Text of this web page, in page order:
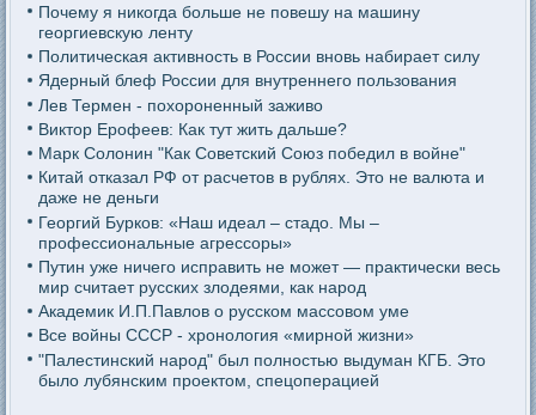
Почему я никогда больше не повешу на машину
георгиевскую ленту
Политическая активность в России вновь набирает силу
Ядерный блеф России для внутреннего пользования
Лев Термен - похороненный заживо
Виктор Ерофеев: Как тут жить дальше?
Марк Солонин "Как Советский Союз победил в войне"
Китай отказал РФ от расчетов в рублях. Это не валюта и
даже не деньги
Георгий Бурков: «Наш идеал – стадо. Мы –
профессиональные агрессоры»
Путин уже ничего исправить не может — практически весь
мир считает русских злодеями, как народ
Академик И.П.Павлов о русском массовом уме
Все войны СССР - хронология «мирной жизни»
"Палестинский народ" был полностью выдуман КГБ. Это
было лубянским проектом, спецоперацией